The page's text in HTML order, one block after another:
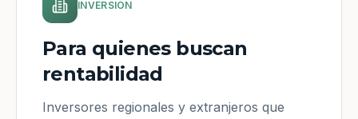
INVERSIÓN
Para quienes buscan
rentabilidad
Inversores regionales y extranjeros que